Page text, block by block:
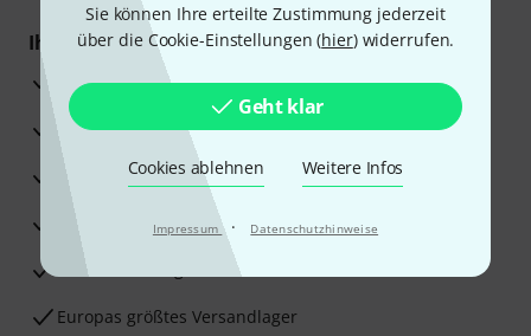
Sie können Ihre erteilte Zustimmung jederzeit
über die Cookie-Einstellungen (hier) widerrufen.
Geht klar
Cookies ablehnen Weitere Infos
Impressum · Datenschutzhinweise
Ihre Vorteile
3 Jahre Thomann Garantie
30 Tage Money-Back-Garantie
Reparaturservice
Beratung durch Fachexperten
Zufriedenheitsgarantie
Europas größtes Versandlager